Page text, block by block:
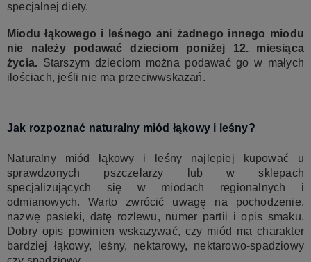
specjalnej diety.
Miodu łąkowego i leśnego ani żadnego innego miodu
nie należy podawać dzieciom poniżej 12. miesiąca
życia. Starszym dzieciom można podawać go w małych
ilościach, jeśli nie ma przeciwwskazań.
Jak rozpoznać naturalny miód łąkowy i leśny?
Naturalny miód łąkowy i leśny najlepiej kupować u
sprawdzonych pszczelarzy lub w sklepach
specjalizujących się w miodach regionalnych i
odmianowych. Warto zwrócić uwagę na pochodzenie,
nazwę pasieki, datę rozlewu, numer partii i opis smaku.
Dobry opis powinien wskazywać, czy miód ma charakter
bardziej łąkowy, leśny, nektarowy, nektarowo-spadziowy